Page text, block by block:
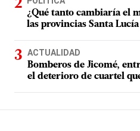
¿Qué tanto cambiaría el
las provincias Santa
ACTUALIDAD
Bomberos de Jicomé,
el deterioro de cuartel